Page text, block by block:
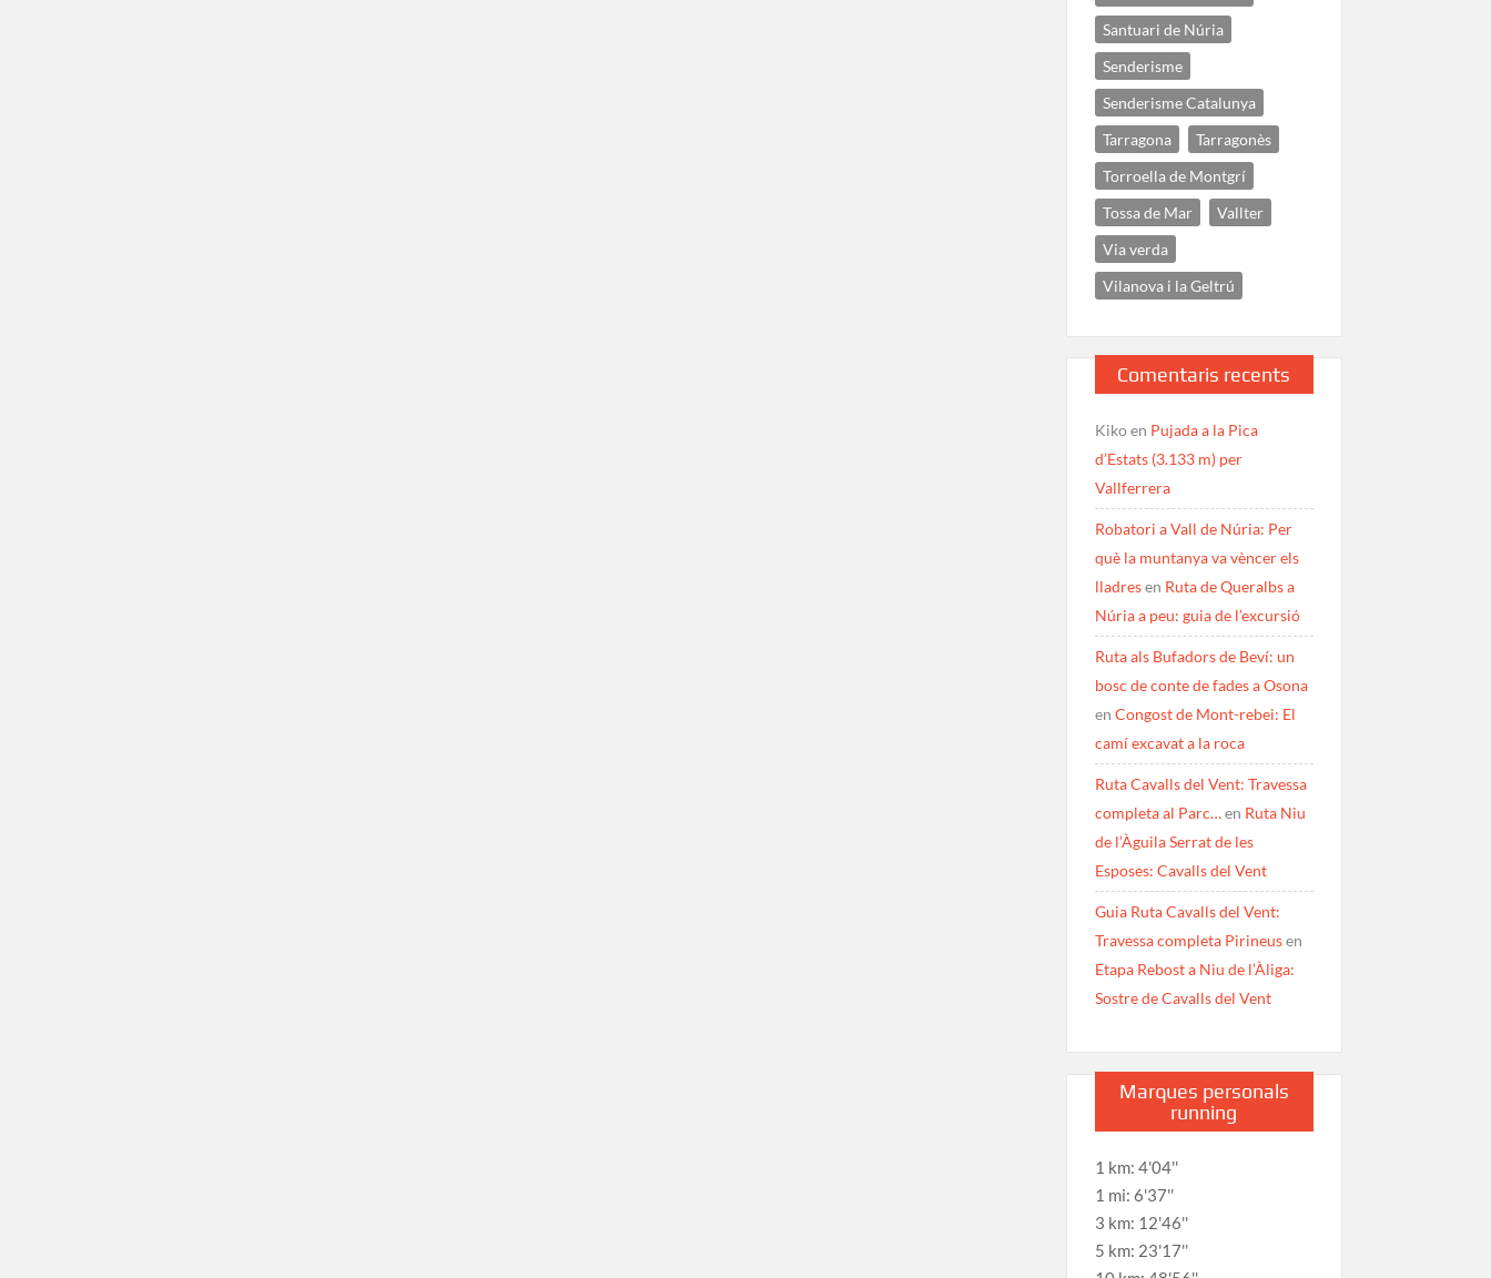
Santuari de Núria
Senderisme
Senderisme Catalunya
Tarragona
Tarragonès
Torroella de Montgrí
Tossa de Mar
Vallter
Via verda
Vilanova i la Geltrú
Comentaris recents
Kikoen Pujada a la Pica
d’Estats (3.133 m) per
Vallferrera
Robatori a Vall de Núria: Per
què la muntanya va vèncer els
lladresen Ruta de Queralbs a
Núria a peu: guia de l’excursió
Ruta als Bufadors de Beví: un
bosc de conte de fades a Osona
en Congost de Mont-rebei: El
camí excavat a la roca
Ruta Cavalls del Vent: Travessa
completa al Parc…en Ruta Niu
de l’Àguila Serrat de les
Esposes: Cavalls del Vent
Guia Ruta Cavalls del Vent:
Travessa completa Pirineusen
Etapa Rebost a Niu de l’Àliga:
Sostre de Cavalls del Vent
Marques personals
running
1 km: 4'04''
1 mi: 6'37''
3 km: 12'46''
5 km: 23'17''